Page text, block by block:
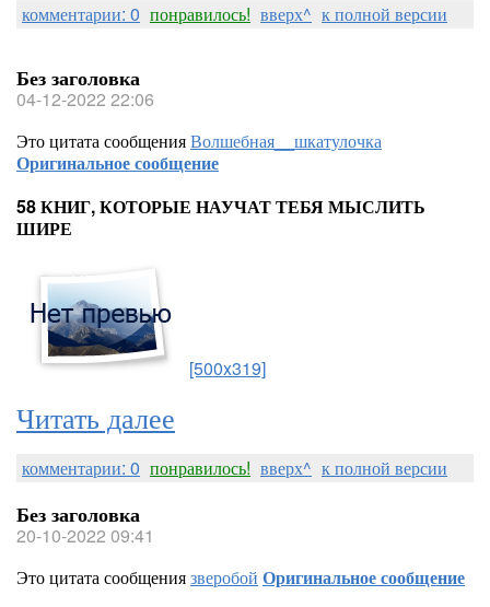
комментарии: 0 понравилось! вверх^ к полной версии
Без заголовка
04-12-2022 22:06
Это цитата сообщенияВолшебная__шкатулочка
Оригинальное сообщение
58 КНИГ, КОТОРЫЕ НАУЧАТ ТЕБЯ МЫСЛИТЬ
ШИРЕ
[500x319]
Читать далее
комментарии: 0 понравилось! вверх^ к полной версии
Без заголовка
20-10-2022 09:41
Это цитата сообщениязверобой Оригинальное сообщение